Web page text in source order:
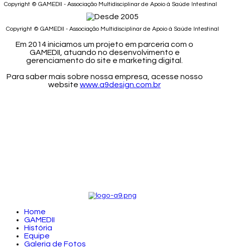
Copyright © GAMEDII - Associação Multidisciplinar de Apoio à Saúde Intestinal
Copyright © GAMEDII - Associação Multidisciplinar de Apoio à Saúde Intestinal
Em 2014 iniciamos um projeto em parceria com o
GAMEDII, atuando no desenvolvimento e
gerenciamento do site e marketing digital.
Para saber mais sobre nossa empresa, acesse nosso
website www.a9design.com.br
Home
GAMEDII
História
Equipe
Galeria de Fotos